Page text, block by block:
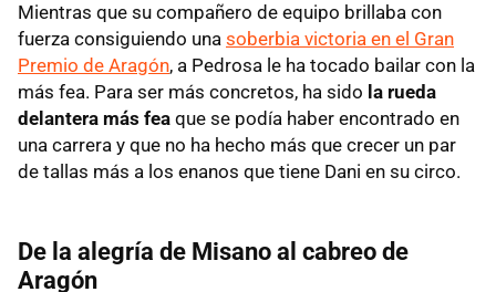
Mientras que su compañero de equipo brillaba con
fuerza consiguiendo una soberbia victoria en el Gran
Premio de Aragón, a Pedrosa le ha tocado bailar con la
más fea. Para ser más concretos, ha sido la rueda
delantera más fea que se podía haber encontrado en
una carrera y que no ha hecho más que crecer un par
de tallas más a los enanos que tiene Dani en su circo.
De la alegría de Misano al cabreo de
Aragón